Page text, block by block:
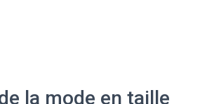
la mode en taille